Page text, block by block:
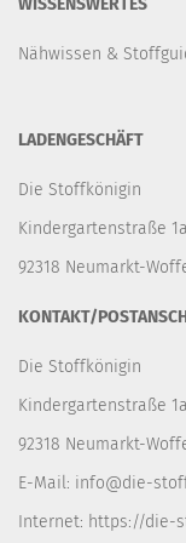
WISSENSWERTES
Nähwissen &
LADENGESCHÄFT
Die Stoffkönigin
Kindergartenstraße 1a
92318 Neumarkt-
KONTAKT/
Die Stoffkönigin
Kindergartenstraße 1a
92318 Neumarkt-
E-Mail: info@die-
Internet: https://die-